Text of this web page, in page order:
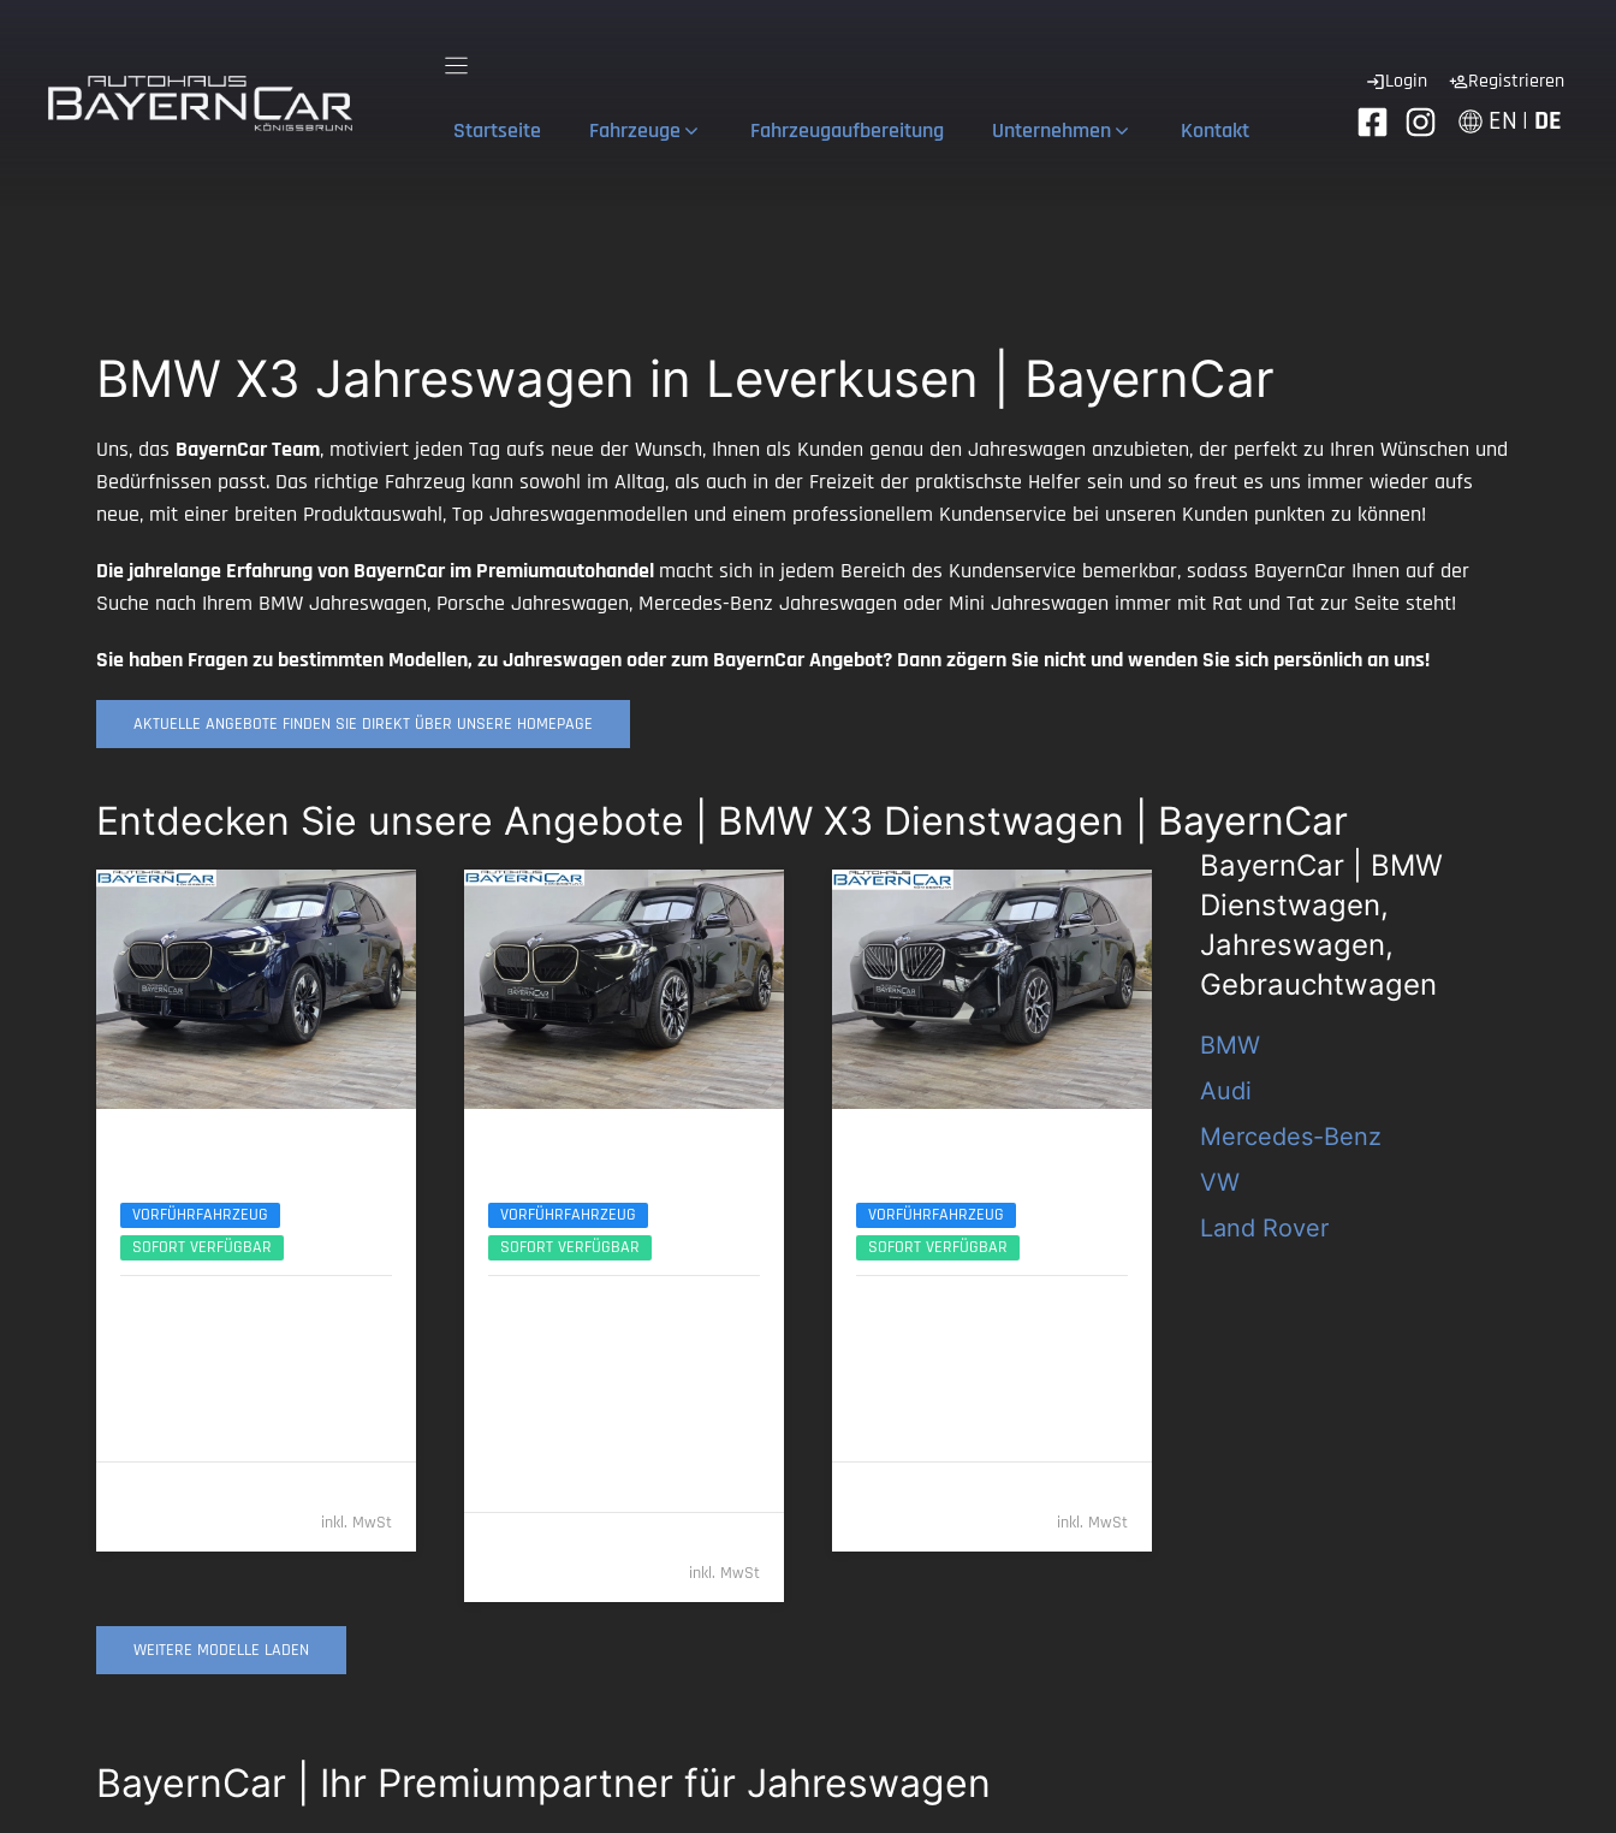
springen
Startseite
Fahrzeuge Fahrzeugaufbereitung Unternehmen Kontakt
Login Registrieren
EN | DE
BMW X3 Jahreswagen in Leverkusen | BayernCar
Uns, das BayernCar Team, motiviert jeden Tag aufs neue der Wunsch, Ihnen als Kunden genau den Jahreswagen anzubieten, der perfekt zu Ihren Wünschen und
Bedürfnissen passt. Das richtige Fahrzeug kann sowohl im Alltag, als auch in der Freizeit der praktischste Helfer sein und so freut es uns immer wieder aufs
neue, mit einer breiten Produktauswahl, Top Jahreswagenmodellen und einem professionellem Kundenservice bei unseren Kunden punkten zu können!
Die jahrelange Erfahrung von BayernCar im Premiumautohandel macht sich in jedem Bereich des Kundenservice bemerkbar, sodass BayernCar Ihnen auf der
Suche nach Ihrem BMW Jahreswagen, Porsche Jahreswagen, Mercedes-Benz Jahreswagen oder Mini Jahreswagen immer mit Rat und Tat zur Seite steht!
Sie haben Fragen zu bestimmten Modellen, zu Jahreswagen oder zum BayernCar Angebot? Dann zögern Sie nicht und wenden Sie sich persönlich an uns!
AKTUELLE ANGEBOTE FINDEN SIE DIREKT ÜBER UNSERE HOMEPAGE
Entdecken Sie unsere Angebote | BMW X3 Dienstwagen | BayernCar
VORFÜHRFAHRZEUG
SOFORT VERFÜGBAR
inkl. MwSt
VORFÜHRFAHRZEUG
SOFORT VERFÜGBAR
inkl. MwSt
VORFÜHRFAHRZEUG
SOFORT VERFÜGBAR
inkl. MwSt
WEITERE MODELLE LADEN
BayernCar | BMW
Dienstwagen,
Jahreswagen,
Gebrauchtwagen
BMW
Audi
Mercedes-Benz
VW
Land Rover
BayernCar | Ihr Premiumpartner für Jahreswagen